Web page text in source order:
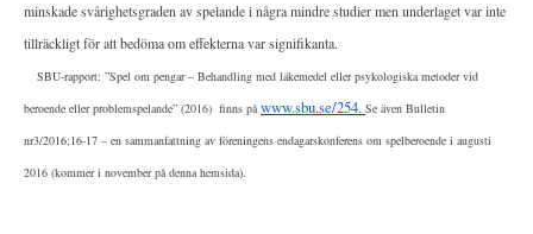
minskade svårighetsgraden av spelande i några mindre studier men underlaget var inte
tillräckligt för att bedöma om effekterna var signifikanta.
SBU-rapport: ”Spel om pengar – Behandling med läkemedel eller psykologiska metoder vid
beroende eller problemspelande” (2016) finns påwww.sbu.se/254. Se även Bulletin
nr3/2016;16-17 – en sammanfattning av föreningens endagarskonferens om spelberoende i augusti
2016 (kommer i november på denna hemsida).